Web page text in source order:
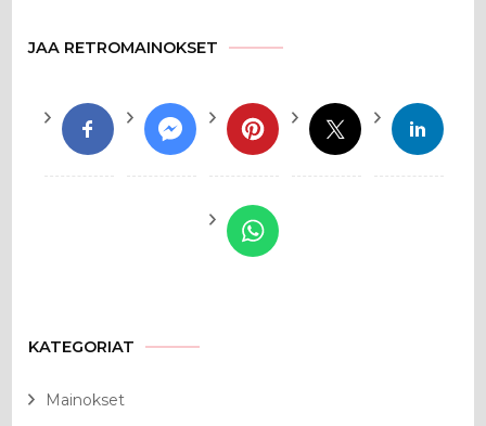
JAA RETROMAINOKSET
KATEGORIAT
Mainokset